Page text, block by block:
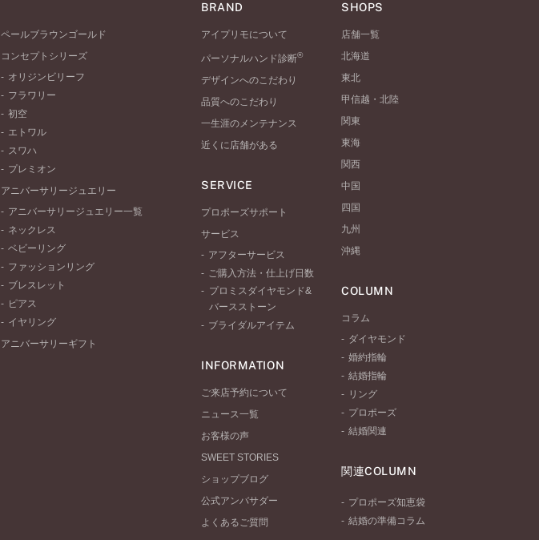
ペールブラウンゴールド
コンセプトシリーズ
オリジンビリーフ
フラワリー
初空
エトワル
スワハ
プレミオン
アニバーサリージュエリー
アニバーサリージュエリー一覧
ネックレス
ベビーリング
ファッションリング
ブレスレット
ピアス
イヤリング
アニバーサリーギフト
BRAND
アイプリモについて
パーソナルハンド診断®
デザインへのこだわり
品質へのこだわり
一生涯のメンテナンス
近くに店舗がある
SERVICE
プロポーズサポート
サービス
アフターサービス
ご購入方法・仕上げ日数
プロミスダイヤモンド&
バースストーン
ブライダルアイテム
INFORMATION
ご来店予約について
ニュース一覧
お客様の声
SWEET STORIES
ショップブログ
公式アンバサダー
よくあるご質問
SHOPS
店舗一覧
北海道
東北
甲信越・北陸
関東
東海
関西
中国
四国
九州
沖縄
COLUMN
コラム
ダイヤモンド
婚約指輪
結婚指輪
リング
プロポーズ
結婚関連
関連COLUMN
プロポーズ知恵袋
結婚の準備コラム